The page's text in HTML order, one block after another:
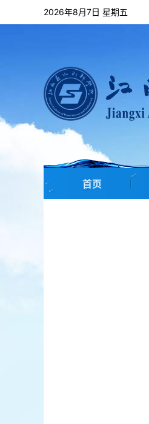
2026年8月7日 星期五
首页